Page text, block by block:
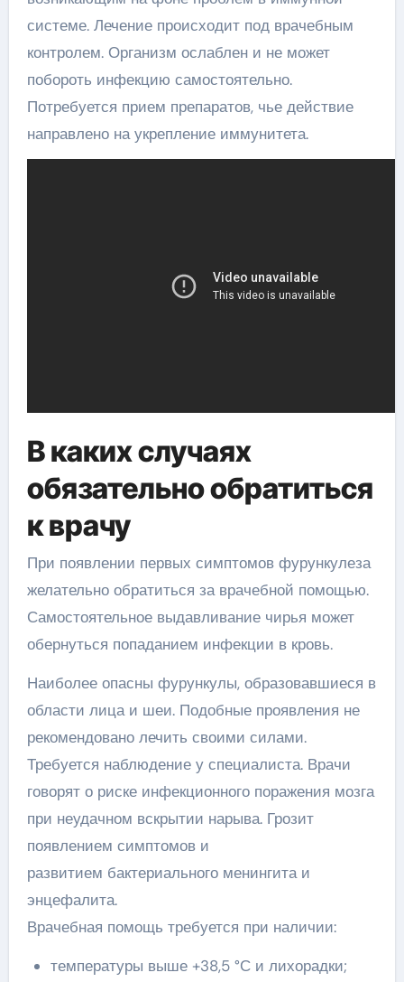
системе. Лечение происходит под врачебным
контролем. Организм ослаблен и не может
побороть инфекцию самостоятельно.
Потребуется прием препаратов, чье действие
направлено на укрепление иммунитета.
В каких случаях
обязательно обратиться
к врачу
При появлении первых симптомов фурункулеза
желательно обратиться за врачебной помощью.
Самостоятельное выдавливание чирья может
обернуться попаданием инфекции в кровь.
Наиболее опасны фурункулы, образовавшиеся в
области лица и шеи. Подобные проявления не
рекомендовано лечить своими силами.
Требуется наблюдение у специалиста. Врачи
говорят о риске инфекционного поражения мозга
при неудачном вскрытии нарыва. Грозит
появлением симптомов и
развитием бактериального менингита и
энцефалита.
Врачебная помощь требуется при наличии:
температуры выше +38,5 °С и лихорадки;